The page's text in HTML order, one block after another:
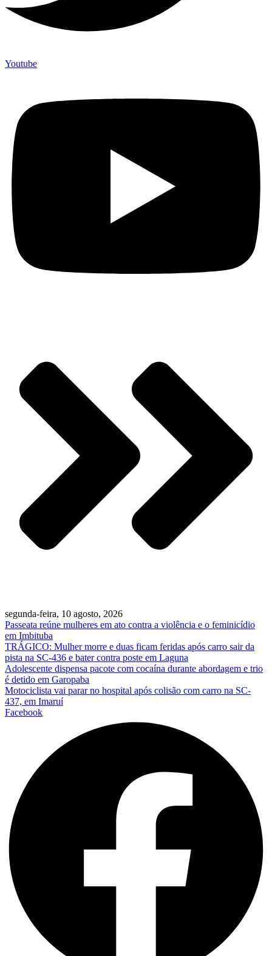
Youtube
segunda-feira, 10 agosto, 2026
Passeata reúne mulheres em ato contra a violência e o feminicídio
em Imbituba
TRÁGICO: Mulher morre e duas ficam feridas após carro sair da
pista na SC-436 e bater contra poste em Laguna
Adolescente dispensa pacote com cocaína durante abordagem e trio
é detido em Garopaba
Motociclista vai parar no hospital após colisão com carro na SC-
437, em Imaruí
Facebook